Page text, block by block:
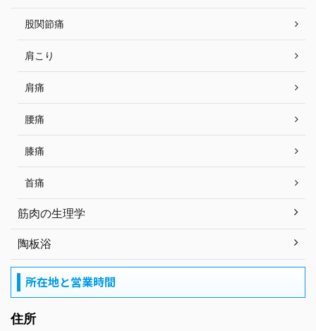
股関節痛
肩こり
肩痛
腰痛
膝痛
首痛
筋肉の生理学
陶板浴
所在地と営業時間
住所